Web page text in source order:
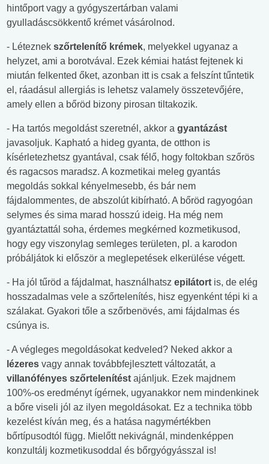
hintőport vagy a gyógyszertárban valami
gyulladáscsökkentő krémet vásárolnod.
- Léteznek szőrtelenítő krémek, melyekkel ugyanaz a
helyzet, ami a borotvával. Ezek kémiai hatást fejtenek ki
miután felkented őket, azonban itt is csak a felszínt tűntetik
el, ráadásul allergiás is lehetsz valamely összetevőjére,
amely ellen a bőröd bizony pirosan tiltakozik.
- Ha tartós megoldást szeretnél, akkor a gyantázást
javasoljuk. Kapható a hideg gyanta, de otthon is
kísérletezhetsz gyantával, csak félő, hogy foltokban szőrös
és ragacsos maradsz. A kozmetikai meleg gyantás
megoldás sokkal kényelmesebb, és bár nem
fájdalommentes, de abszolút kibírható. A bőröd ragyogóan
selymes és sima marad hosszú ideig. Ha még nem
gyantáztattál soha, érdemes megkérned kozmetikusod,
hogy egy viszonylag semleges területen, pl. a karodon
próbáljátok ki először a meglepetések elkerülése végett.
- Ha jól tűröd a fájdalmat, használhatsz epilátort is, de elég
hosszadalmas vele a szőrtelenítés, hisz egyenként tépi ki a
szálakat. Gyakori tőle a szőrbenövés, ami fájdalmas és
csúnya is.
- A végleges megoldásokat kedveled? Neked akkor a
lézeres vagy annak továbbfejlesztett változatát, a
villanófényes szőrtelenítést ajánljuk. Ezek majdnem
100%-os eredményt ígérnek, ugyanakkor nem mindenkinek
a bőre viseli jól az ilyen megoldásokat. Ez a technika több
kezelést kíván meg, és a hatása nagymértékben
bőrtípusodtól függ. Mielőtt nekivágnál, mindenképpen
konzultálj kozmetikusoddal és bőrgyógyásszal is!